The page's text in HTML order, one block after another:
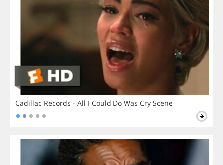
Cadillac Records - All I Could Do Was Cry Scene